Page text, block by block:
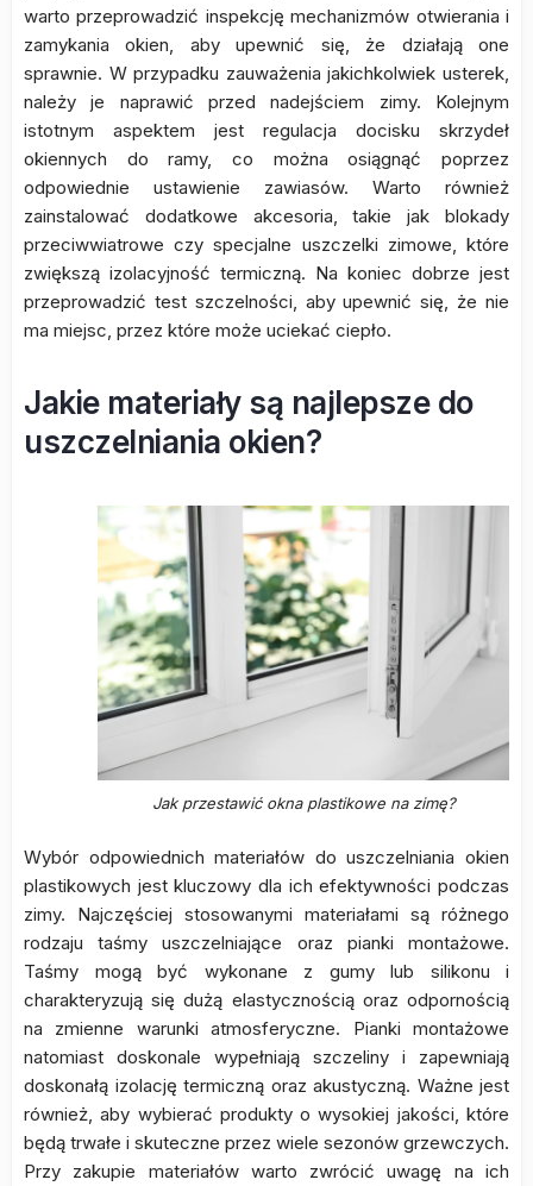
warto przeprowadzić inspekcję mechanizmów otwierania i
zamykania okien, aby upewnić się, że działają one
sprawnie. W przypadku zauważenia jakichkolwiek usterek,
należy je naprawić przed nadejściem zimy. Kolejnym
istotnym aspektem jest regulacja docisku skrzydeł
okiennych do ramy, co można osiągnąć poprzez
odpowiednie ustawienie zawiasów. Warto również
zainstalować dodatkowe akcesoria, takie jak blokady
przeciwwiatrowe czy specjalne uszczelki zimowe, które
zwiększą izolacyjność termiczną. Na koniec dobrze jest
przeprowadzić test szczelności, aby upewnić się, że nie
ma miejsc, przez które może uciekać ciepło.
Jakie materiały są najlepsze do
uszczelniania okien?
Jak przestawić okna plastikowe na zimę?
Wybór odpowiednich materiałów do uszczelniania okien
plastikowych jest kluczowy dla ich efektywności podczas
zimy. Najczęściej stosowanymi materiałami są różnego
rodzaju taśmy uszczelniające oraz pianki montażowe.
Taśmy mogą być wykonane z gumy lub silikonu i
charakteryzują się dużą elastycznością oraz odpornością
na zmienne warunki atmosferyczne. Pianki montażowe
natomiast doskonale wypełniają szczeliny i zapewniają
doskonałą izolację termiczną oraz akustyczną. Ważne jest
również, aby wybierać produkty o wysokiej jakości, które
będą trwałe i skuteczne przez wiele sezonów grzewczych.
Przy zakupie materiałów warto zwrócić uwagę na ich